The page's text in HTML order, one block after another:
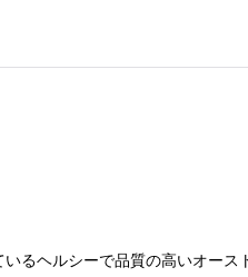
るヘルシーで品質の高いオース